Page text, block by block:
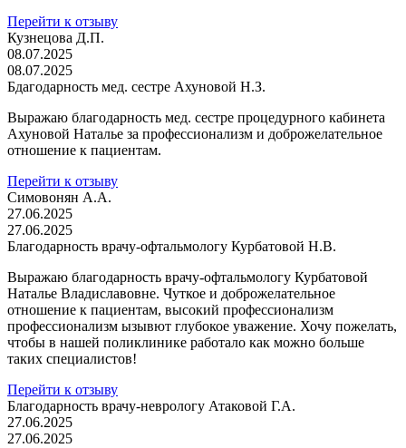
Перейти к отзыву
Кузнецова Д.П.
08.07.2025
08.07.2025
Бдагодарность мед. сестре Ахуновой Н.З.
Выражаю благодарность мед. сестре процедурного кабинета
Ахуновой Наталье за профессионализм и доброжелательное
отношение к пациентам.
Перейти к отзыву
Симовонян А.А.
27.06.2025
27.06.2025
Благодарность врачу-офтальмологу Курбатовой Н.В.
Выражаю благодарность врачу-офтальмологу Курбатовой
Наталье Владиславовне. Чуткое и доброжелательное
отношение к пациентам, высокий профессионализм
профессионализм ызывют глубокое уважение. Хочу пожелать,
чтобы в нашей поликлинике работало как можно больше
таких специалистов!
Перейти к отзыву
Благодарность врачу-неврологу Атаковой Г.А.
27.06.2025
27.06.2025